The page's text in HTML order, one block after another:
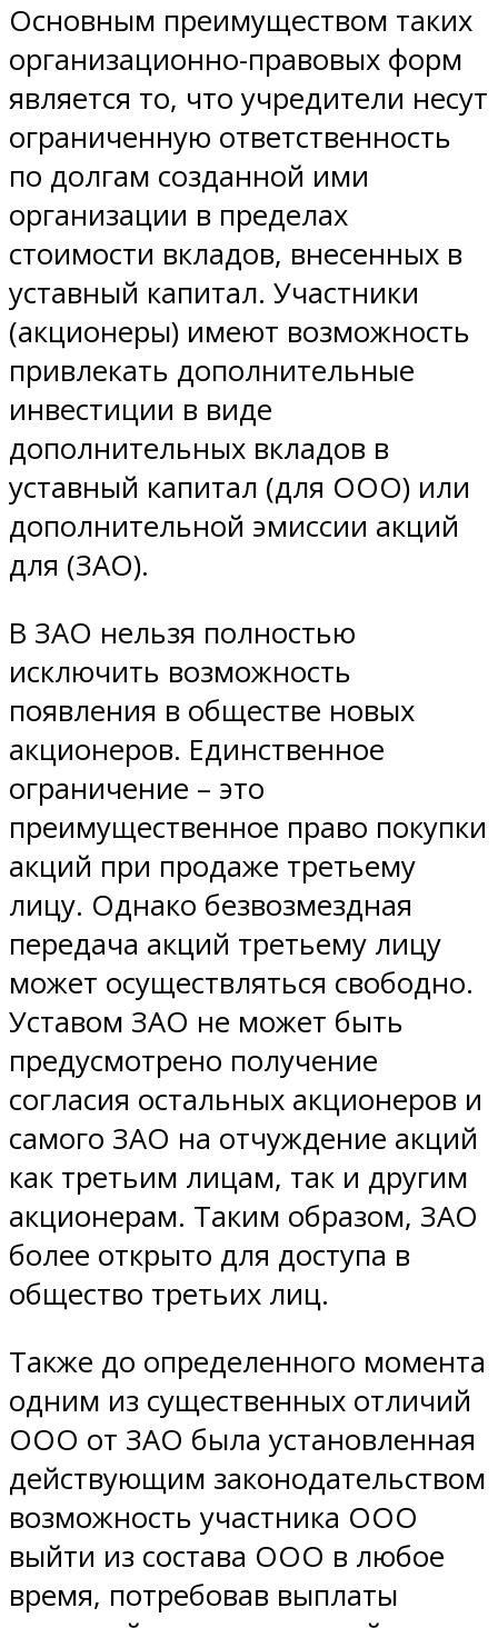
Основным преимуществом таких
организационно-правовых форм
является то, что учредители несут
ограниченную ответственность
по долгам созданной ими
организации в пределах
стоимости вкладов, внесенных в
уставный капитал. Участники
(акционеры) имеют возможность
привлекать дополнительные
инвестиции в виде
дополнительных вкладов в
уставный капитал (для ООО) или
дополнительной эмиссии акций
для (ЗАО).
В ЗАО нельзя полностью
исключить возможность
появления в обществе новых
акционеров. Единственное
ограничение – это
преимущественное право покупки
акций при продаже третьему
лицу. Однако безвозмездная
передача акций третьему лицу
может осуществляться свободно.
Уставом ЗАО не может быть
предусмотрено получение
согласия остальных акционеров и
самого ЗАО на отчуждение акций
как третьим лицам, так и другим
акционерам. Таким образом, ЗАО
более открыто для доступа в
общество третьих лиц.
Также до определенного момента
одним из существенных отличий
ООО от ЗАО была установленная
действующим законодательством
возможность участника ООО
выйти из состава ООО в любое
время, потребовав выплаты